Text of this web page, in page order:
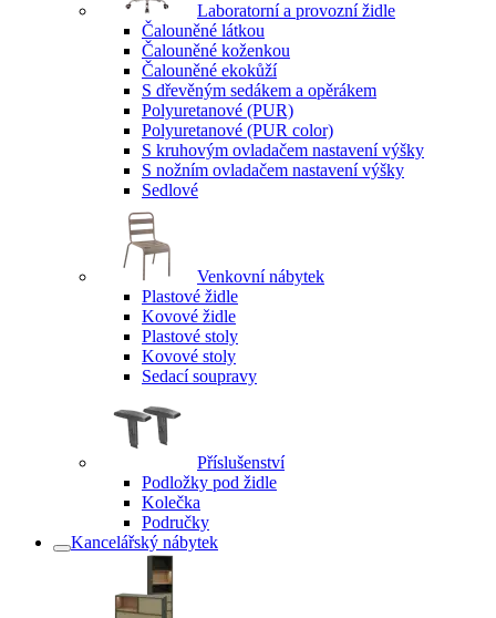
Laboratorní a provozní židle
Čalouněné látkou
Čalouněné koženkou
Čalouněné ekokůží
S dřevěným sedákem a opěrákem
Polyuretanové (PUR)
Polyuretanové (PUR color)
S kruhovým ovladačem nastavení výšky
S nožním ovladačem nastavení výšky
Sedlové
Venkovní nábytek
Plastové židle
Kovové židle
Plastové stoly
Kovové stoly
Sedací soupravy
Příslušenství
Podložky pod židle
Kolečka
Područky
Kancelářský nábytek